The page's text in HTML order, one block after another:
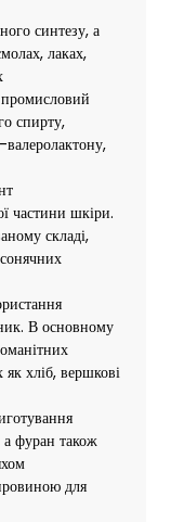
синтезу, а
лаках,
спирту,
валеролактону,
частини шкіри.
складі,
В основному
хліб, вершкові
а фуран також
для